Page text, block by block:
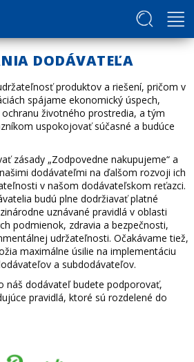
DODÁVATEĽA
produktov a riešení, pričom v
spájame ekonomický úspech,
životného prostredia, a tým
uspokojovať súčasné a budúce
zásady „Zodpovedne nakupujeme“ a
dodávateľmi na ďalšom rozvoji ich
v našom dodávateľskom reťazci.
budú plne dodržiavať platné
uznávané pravidlá v oblasti
podmienok, zdravia a bezpečnosti,
udržateľnosti. Očakávame tiež,
maximálne úsilie na implementáciu
a subdodávateľov.
náš dodávateľ budete podporovať,
pravidlá, ktoré sú rozdelené do